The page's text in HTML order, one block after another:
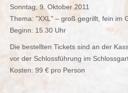
Sonntag, 9. Oktober 2011
Thema: "XXL" – groß gegrillt, fein im
Beginn: 15.30 Uhr
Die bestellten Tickets sind an der
vor der Schlossführung im
Kosten: 99 € pro Person